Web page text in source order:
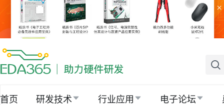
×
首页 研发技术 行业应用 电子论坛